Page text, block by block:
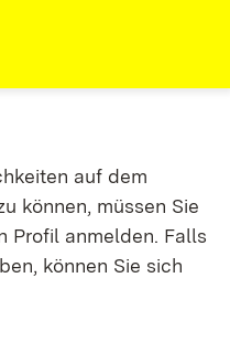
auf dem
können, müssen Sie
Profil anmelden. Falls
können Sie sich